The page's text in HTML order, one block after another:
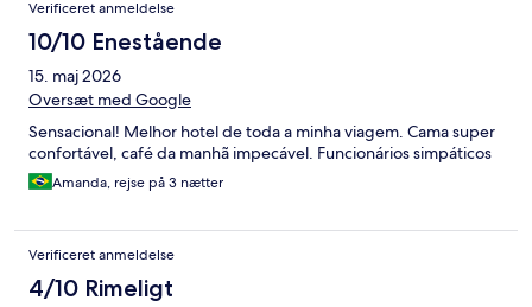
Verificeret anmeldelse
10/10 Enestående
15. maj 2026
Oversæt med Google
Sensacional! Melhor hotel de toda a minha viagem. Cama super
confortável, café da manhã impecável. Funcionários simpáticos
Amanda, rejse på 3 nætter
Verificeret anmeldelse
4/10 Rimeligt